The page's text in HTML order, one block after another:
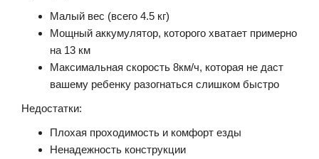
Малый вес (всего 4.5 кг)
Мощный аккумулятор, которого хватает примерно
на 13 км
Максимальная скорость 8км/ч, которая не даст
вашему ребенку разогнаться слишком быстро
Недостатки:
Плохая проходимость и комфорт езды
Ненадежность конструкции